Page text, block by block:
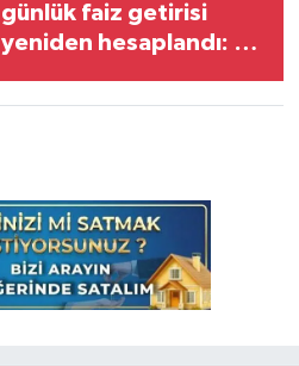
günlük faiz getirisi
yeniden hesaplandı: En
banka belli oldu